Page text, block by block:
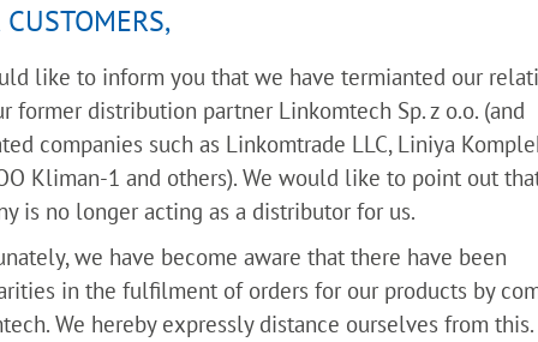
CUSTOMERS,
like to inform you that we have termianted our
former distribution partner Linkomtech Sp. z o.o. (and
companies such as Linkomtrade LLC, Liniya
Kliman-1 and others). We would like to point out
is no longer acting as a distributor for us.
we have become aware that there have been
in the fulfilment of orders for our products by
We hereby expressly distance ourselves from this.
Schwerpunkt: Biomasse-
Company Limited
UKRAINE
Klochkivska-Street, House
Oblast Charkiw